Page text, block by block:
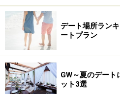
デート場所ラン
ートプラン
GW～夏のデート
ット3選